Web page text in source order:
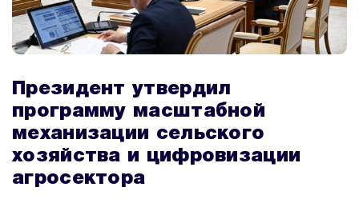
Президент утвердил
программу масштабной
механизации сельского
хозяйства и цифровизации
агросектора